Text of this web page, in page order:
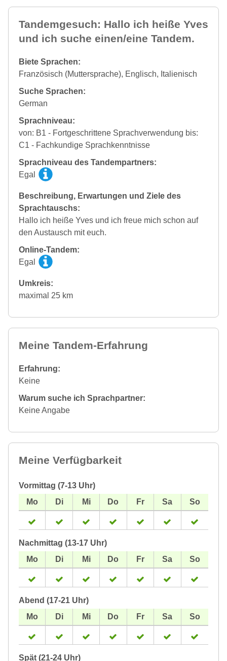
Tandemgesuch: Hallo ich heiße Yves
und ich suche einen/eine Tandem.
Biete Sprachen:
Französisch (Muttersprache), Englisch, Italienisch
Suche Sprachen:
German
Sprachniveau:
von: B1 - Fortgeschrittene Sprachverwendung bis:
C1 - Fachkundige Sprachkenntnisse
Sprachniveau des Tandempartners:
Egal
Beschreibung, Erwartungen und Ziele des
Sprachtauschs:
Hallo ich heiße Yves und ich freue mich schon auf
den Austausch mit euch.
Online-Tandem:
Egal
Umkreis:
maximal 25 km
Meine Tandem-Erfahrung
Erfahrung:
Keine
Warum suche ich Sprachpartner:
Keine Angabe
Meine Verfügbarkeit
Vormittag (7-13 Uhr)
Nachmittag (13-17 Uhr)
Abend (17-21 Uhr)
Spät (21-24 Uhr)